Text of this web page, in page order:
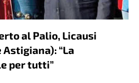
al Palio, Licausi
“La
per tutti”